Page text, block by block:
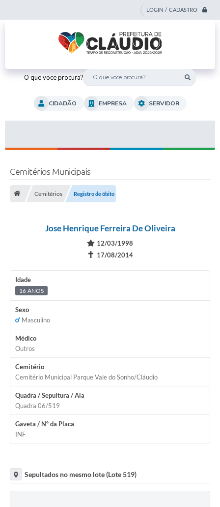
LOGIN / CADASTRO
O que voce procura?
CIDADÃO EMPRESA SERVIDOR
Cemitérios Municipais
Cemitérios Registro de óbito
Jose Henrique Ferreira De Oliveira
12/03/1998
✝ 17/08/2014
Idade
16 ANOS
Sexo
Masculino
Médico
Outros
Cemitério
Cemitério Municipal Parque Vale do Sonho/Cláudio
Quadra / Sepultura / Ala
Quadra 06/519
Gaveta / Nº da Placa
INF
Sepultados no mesmo lote (Lote 519)